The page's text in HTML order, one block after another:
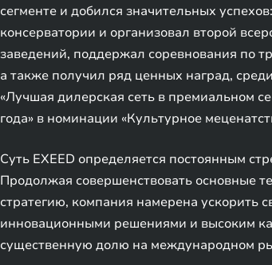
сегменте и добился значительных
консерватории и организовал второй
заведений, поддержал соревнования по
а также получил ряд ценных наград,
«Лучшая дилерская сеть в премиальном
года» в номинации «Культурное
Суть EXEED определяется постоянным
Продолжая совершенствовать основные
стратегию, компания намерена ускорить
инновационными решениями и высоким
существенную долю на международном